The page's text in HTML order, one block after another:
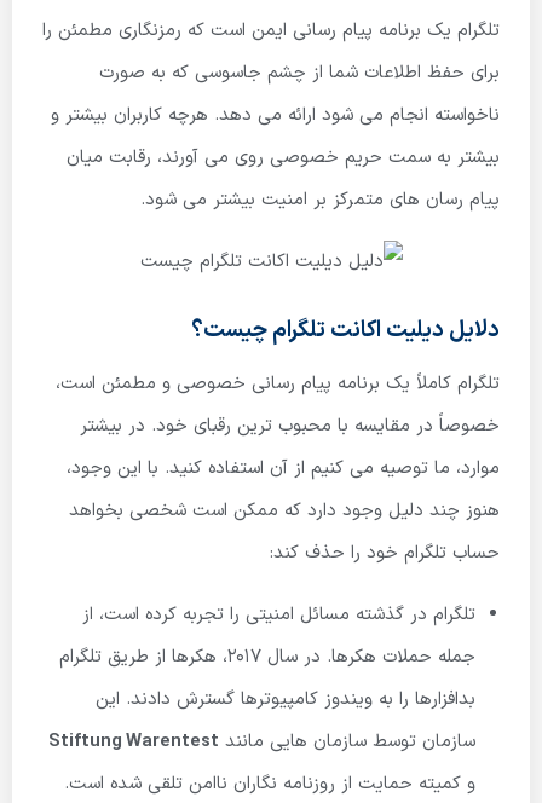
تلگرام یک برنامه پیام رسانی ایمن است که رمزنگاری مطمئن را
برای حفظ اطلاعات شما از چشم جاسوسی که به صورت
ناخواسته انجام می شود ارائه می دهد. هرچه کاربران بیشتر و
بیشتر به سمت حریم خصوصی روی می آورند، رقابت میان
پیام رسان های متمرکز بر امنیت بیشتر می شود.
دلایل دیلیت اکانت تلگرام چیست؟
تلگرام کاملاً یک برنامه پیام رسانی خصوصی و مطمئن است،
خصوصاً در مقایسه با محبوب ترین رقبای خود. در بیشتر
موارد، ما توصیه می کنیم از آن استفاده کنید. با این وجود،
هنوز چند دلیل وجود دارد که ممکن است شخصی بخواهد
حساب تلگرام خود را حذف کند:
تلگرام در گذشته مسائل امنیتی را تجربه کرده است، از
جمله حملات هکرها. در سال 2017، هکرها از طریق تلگرام
بدافزارها را به ویندوز کامپیوترها گسترش دادند. این
سازمان توسط سازمان هایی مانند Stiftung Warentest
و کمیته حمایت از روزنامه نگاران ناامن تلقی شده است.